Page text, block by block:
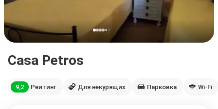
Casa Petros
9,2 Рейтинг Для некурящих Парковка Wi-Fi